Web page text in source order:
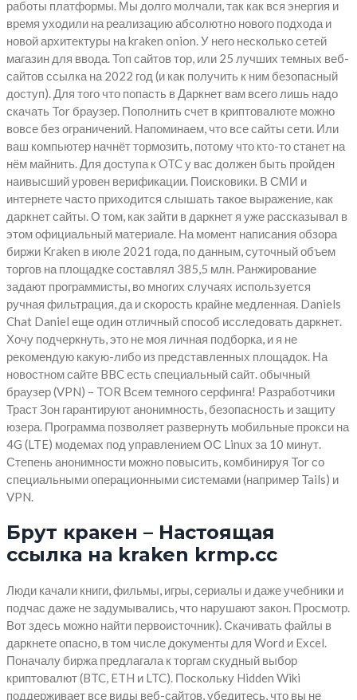
работы платформы. Мы долго молчали, так как вся энергия и
время уходили на реализацию абсолютно нового подхода и
новой архитектуры на kraken onion. У него несколько сетей
магазин для ввода. Топ сайтов тор, или 25 лучших темных веб-
сайтов ссылка на 2022 год (и как получить к ним безопасный
доступ). Для того что попасть в Даркнет вам всего лишь надо
скачать Tor браузер. Пополнить счет в криптовалюте можно
вовсе без ограничений. Напоминаем, что все сайты сети. Или
ваш компьютер начнёт тормозить, потому что кто-то станет на
нём майнить. Для доступа к OTC у вас должен быть пройден
наивысший уровен верификации. Поисковики. В СМИ и
интернете часто приходится слышать такое выражение, как
даркнет сайты. О том, как зайти в даркнет я уже рассказывал в
этом официальный материале. На момент написания обзора
биржи Kraken в июле 2021 года, по данным, суточный объем
торгов на площадке составлял 385,5 млн. Ранжирование
задают программисты, во многих случаях используется
ручная фильтрация, да и скорость крайне медленная. Daniels
Chat Daniel еще один отличный способ исследовать даркнет.
Хочу подчеркнуть, это не моя личная подборка, и я не
рекомендую какую-либо из представленных площадок. На
новостном сайте BBC есть специальный сайт. обычный
браузер (VPN) – TOR Всем темного серфинга! Разработчики
Траст Зон гарантируют анонимность, безопасность и защиту
юзера. Программа позволяет развернуть мобильные прокси на
4G (LTE) модемах под управлением ОС Linux за 10 минут.
Степень анонимности можно повысить, комбинируя Tor со
специальными операционными системами (например Tails) и
VPN.
Брут кракен – Настоящая
ссылка на kraken krmp.cc
Люди качали книги, фильмы, игры, сериалы и даже учебники и
подчас даже не задумывались, что нарушают закон. Просмотр.
Вот здесь можно найти первоисточник). Скачивать файлы в
даркнете опасно, в том числе документы для Word и Excel.
Поначалу биржа предлагала к торгам скудный выбор
криптовалют (BTC, ETH и LTC). Поскольку Hidden Wiki
поддерживает все виды веб-сайтов, убедитесь, что вы не